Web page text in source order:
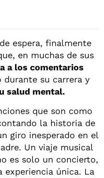
espera, finalmente
en muchas de sus
a los comentarios
durante su carrera y
salud mental.
que son como
la historia de
giro inesperado en el
Un viaje musical
es solo un concierto,
experiencia única. La